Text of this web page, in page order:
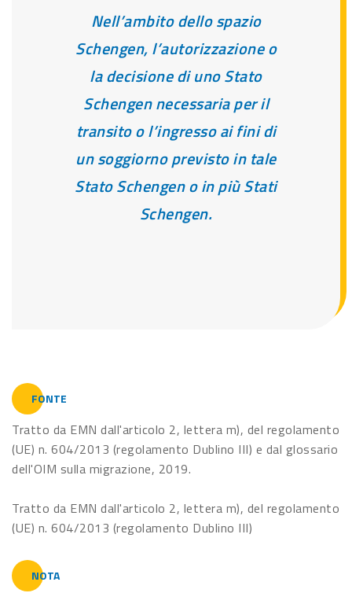
Nell’ambito dello spazio
Schengen, l’autorizzazione o
la decisione di uno Stato
Schengen necessaria per il
transito o l’ingresso ai fini di
un soggiorno previsto in tale
Stato Schengen o in più Stati
Schengen.
FONTE
Tratto da EMN dall'articolo 2, lettera m), del regolamento
(UE) n. 604/2013 (regolamento Dublino III) e dal glossario
dell'OIM sulla migrazione, 2019.
Tratto da EMN dall'articolo 2, lettera m), del regolamento
(UE) n. 604/2013 (regolamento Dublino III)
NOTA